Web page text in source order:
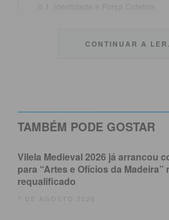
Identidade e Força Coletiva
a elevação a Vila é uma questão de
uma população que tem
dinâmica coletiva e de
O processo é o culminar de meses
articulado entre a
CONTINUAR A
TAMBÉM PODE GOSTAR
Vilela Medieval 2026 já arrancou
para “Artes e Ofícios da Madeira”
requalificado
7 DE AGOSTO 2026